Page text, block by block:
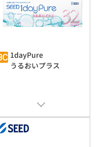
1dayPure
うるおいプラス
承認番号 : 22100BZX00759000